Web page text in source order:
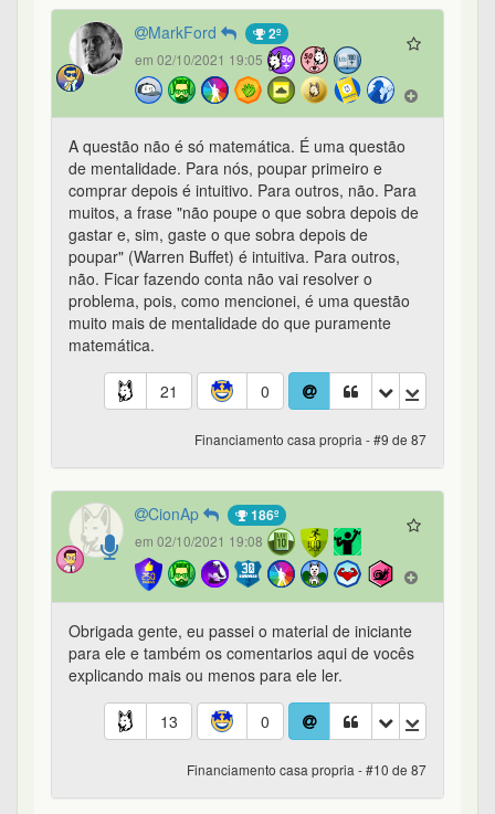
MarkFord 2º
em 02/10/2021 19:05
A questão não é só matemática. É uma questão
de mentalidade. Para nós, poupar primeiro e
comprar depois é intuitivo. Para outros, não. Para
muitos, a frase "não poupe o que sobra depois de
gastar e, sim, gaste o que sobra depois de
poupar" (Warren Buffet) é intuitiva. Para outros,
não. Ficar fazendo conta não vai resolver o
problema, pois, como mencionei, é uma questão
muito mais de mentalidade do que puramente
matemática.
21 0
Financiamento casa propria - #9 de 87
CionAp 186º
em 02/10/2021 19:08
Obrigada gente, eu passei o material de iniciante
para ele e também os comentarios aqui de vocês
explicando mais ou menos para ele ler.
13 0
Financiamento casa propria - #10 de 87